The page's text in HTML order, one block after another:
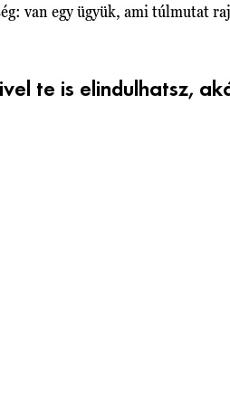
van egy ügyük, ami túlmutat
te is elindulhatsz,